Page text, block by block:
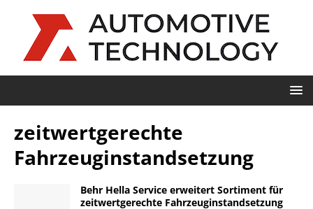
zeitwertgerechte
Fahrzeuginstandsetzung
Behr Hella Service erweitert Sortiment für
zeitwertgerechte Fahrzeuginstandsetzung